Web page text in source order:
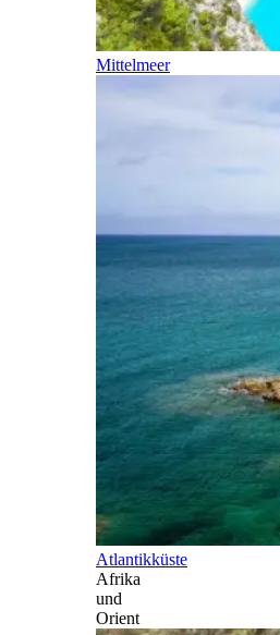
Mittelmeer
Atlantikküste
Afrika
und
Orient